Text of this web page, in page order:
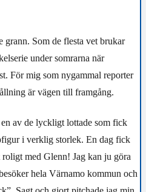
grann. Som de flesta vet brukar
under somrarna när
För mig som nygammal reporter
är vägen till framgång.
av de lyckligt lottade som fick
i verklig storlek. En dag fick
med Glenn! Jag kan ju göra
hela Värnamo kommun och